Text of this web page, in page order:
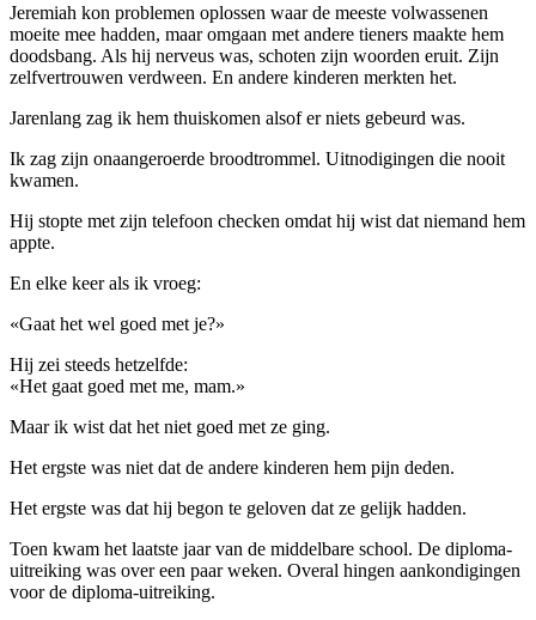
Jeremiah kon problemen oplossen waar de meeste volwassenen
moeite mee hadden, maar omgaan met andere tieners maakte hem
doodsbang. Als hij nerveus was, schoten zijn woorden eruit. Zijn
zelfvertrouwen verdween. En andere kinderen merkten het.
Jarenlang zag ik hem thuiskomen alsof er niets gebeurd was.
Ik zag zijn onaangeroerde broodtrommel. Uitnodigingen die nooit
kwamen.
Hij stopte met zijn telefoon checken omdat hij wist dat niemand hem
appte.
En elke keer als ik vroeg:
«Gaat het wel goed met je?»
Hij zei steeds hetzelfde:
«Het gaat goed met me, mam.»
Maar ik wist dat het niet goed met ze ging.
Het ergste was niet dat de andere kinderen hem pijn deden.
Het ergste was dat hij begon te geloven dat ze gelijk hadden.
Toen kwam het laatste jaar van de middelbare school. De diploma-
uitreiking was over een paar weken. Overal hingen aankondigingen
voor de diploma-uitreiking.